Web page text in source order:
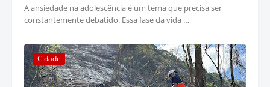
A ansiedade na adolescência é um tema que precisa ser
constantemente debatido. Essa fase da vida …
Cidade